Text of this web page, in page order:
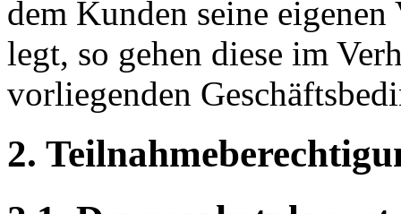
dem Kunden seine
legt, so gehen diese im
vorliegenden
2.